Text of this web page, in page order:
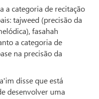
a categoria de recitação
tajweed (precisão da
fasahah
a categoria de
na precisão da
disse que está
desenvolver uma